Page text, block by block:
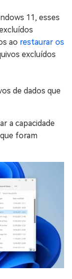
11, esses
ao restaurar os
excluídos
de dados que
a capacidade
foram